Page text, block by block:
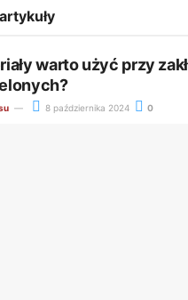
warto użyć przy
8 października 2024 0